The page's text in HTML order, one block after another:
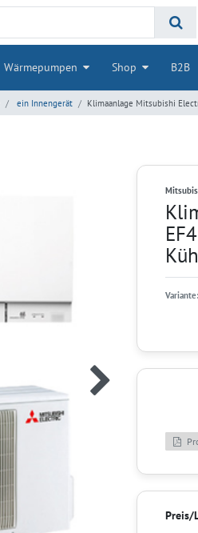
Wärmepumpen Shop B2B
ein Innengerät Klimaanlage Mitsubishi
Variante:
Preis/